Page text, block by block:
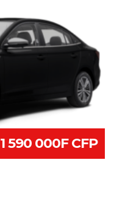
1 590 000F CFP